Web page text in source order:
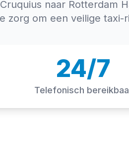
naar Rotterdam
zorg om een veilige taxi-
Telefonisch
24/7